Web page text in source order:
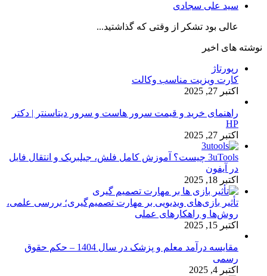
سید علی سجادی
عالی بود تشکر از وقتی که گذاشتید...
نوشته های اخیر
رپورتاژ
کارت ویزیت مناسب وکالت
اکتبر 27, 2025
راهنمای خرید و قیمت سرور هاست و سرور دیتاسنتر | دکتر
HP
اکتبر 27, 2025
3uTools چیست؟ آموزش کامل فلش، جیلبریک و انتقال فایل
در آیفون
اکتبر 18, 2025
تأثیر بازی‌های ویدیویی بر مهارت تصمیم‌گیری؛ بررسی علمی،
روش‌ها و راهکارهای عملی
اکتبر 15, 2025
مقایسه درآمد معلم و پزشک در سال 1404 – حکم حقوق
رسمی
اکتبر 4, 2025